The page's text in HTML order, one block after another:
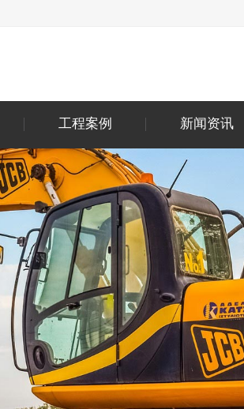
工程案例 新闻资讯